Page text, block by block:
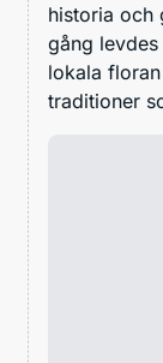
historia och
gång
lokala
traditioner